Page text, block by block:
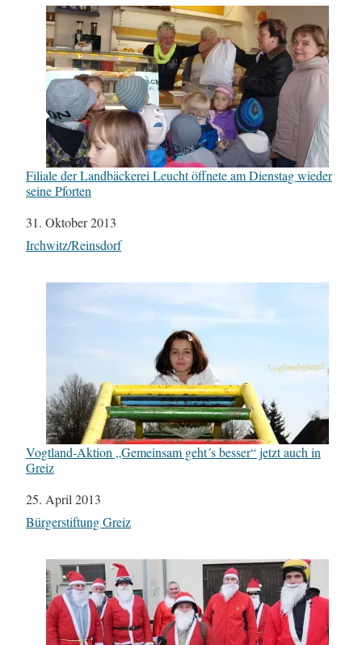
Filiale der Landbäckerei Leucht öffnete am Dienstag wieder
seine Pforten
Datum
31. Oktober 2013
In Bezug auf
Irchwitz/Reinsdorf
Vogtland-Aktion „Gemeinsam geht´s besser“ jetzt auch in
Greiz
Datum
25. April 2013
In Bezug auf
Bürgerstiftung Greiz